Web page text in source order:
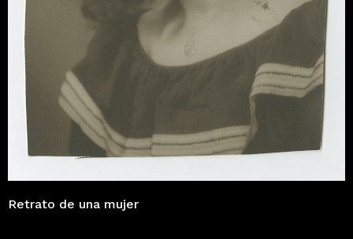
Retrato de una mujer